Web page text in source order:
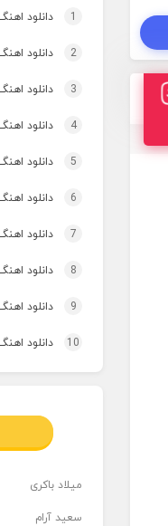
1 دانلود
2 دانلود
3 دانلود اهنگ برنو
4 دانلود
5 دانلود
6 دانلود
7 دانلود
8 دانلود
9 دانلود
10 دانلود
میلاد باکری
سعید آرام